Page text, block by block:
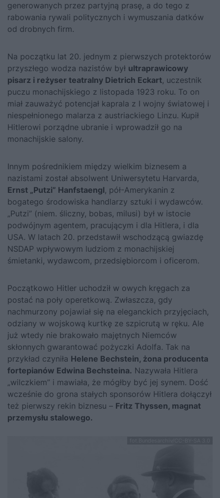
generowanych przez partyjną prasę, a do tego z
rabowania rywali politycznych i wymuszania datków
od drobnych firm.
Na początku lat 20. jednym z pierwszych protektorów
przyszłego wodza nazistów był ultraprawicowy
pisarz i reżyser teatralny Dietrich Eckart, uczestnik
puczu monachijskiego z listopada 1923 roku. To on
miał zauważyć potencjał kaprala z I wojny światowej i
niespełnionego malarza z austriackiego Linzu. Kupił
Hitlerowi porządne ubranie i wprowadził go na
monachijskie salony.
Innym pośrednikiem między wielkim biznesem a
nazistami został absolwent Uniwersytetu Harvarda,
Ernst „Putzi” Hanfstaengl, pół-Amerykanin z
bogatego środowiska handlarzy sztuki i wydawców.
„Putzi” (niem. śliczny, bobas, milusi) był w istocie
podwójnym agentem, pracującym i dla Hitlera, i dla
USA. W latach 20. przedstawił wschodzącą gwiazdę
NSDAP wpływowym ludziom z monachijskiej
śmietanki, wydawcom, przedsiębiorcom i oficerom.
Początkowo Hitler uchodził w owych kręgach za
postać na poły operetkową. Zwłaszcza, gdy
nachmurzony pojawiał się na eleganckich przyjęciach,
odziany w wojskową kurtkę ze szpicrutą w ręku. Ale
już wtedy nie brakowało majętnych Niemców
skłonnych gwarantować pożyczki Adolfa. Tak na
przykład czyniła Helene Bechstein, żona producenta
fortepianów Edwina Bechsteina. Nazywała Hitlera
„wilczkiem” i mawiała, że mógłby być jej synem. Dość
wcześnie do grona stałych sponsorów Hitlera dołączył
też pierwszy rekin biznesu – Fritz Thyssen, magnat
przemysłu stalowego.